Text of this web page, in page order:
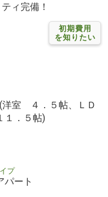
ィ完備！
初期費用
を知りたい
洋室 ４．５帖、ＬＤ
．５帖)
プ
パート